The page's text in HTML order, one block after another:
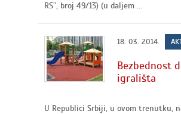
RS”, broj 49/13) (u daljem ...
18. 03. 2014.
Bezbednost
igrališta
U Republici Srbiji, u ovom trenutku,